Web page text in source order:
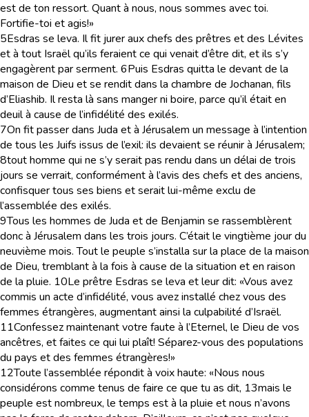
est de ton ressort. Quant à nous, nous sommes avec toi.
Fortifie-toi et agis!»
5Esdras se leva. Il fit jurer aux chefs des prêtres et des Lévites
et à tout Israël qu’ils feraient ce qui venait d’être dit, et ils s’y
engagèrent par serment. 6Puis Esdras quitta le devant de la
maison de Dieu et se rendit dans la chambre de Jochanan, fils
d’Eliashib. Il resta là sans manger ni boire, parce qu’il était en
deuil à cause de l’infidélité des exilés.
7On fit passer dans Juda et à Jérusalem un message à l’intention
de tous les Juifs issus de l’exil: ils devaient se réunir à Jérusalem;
8tout homme qui ne s’y serait pas rendu dans un délai de trois
jours se verrait, conformément à l’avis des chefs et des anciens,
confisquer tous ses biens et serait lui-même exclu de
l’assemblée des exilés.
9Tous les hommes de Juda et de Benjamin se rassemblèrent
donc à Jérusalem dans les trois jours. C’était le vingtième jour du
neuvième mois. Tout le peuple s’installa sur la place de la maison
de Dieu, tremblant à la fois à cause de la situation et en raison
de la pluie. 10Le prêtre Esdras se leva et leur dit: «Vous avez
commis un acte d’infidélité, vous avez installé chez vous des
femmes étrangères, augmentant ainsi la culpabilité d’Israël.
11Confessez maintenant votre faute à l’Eternel, le Dieu de vos
ancêtres, et faites ce qui lui plaît! Séparez-vous des populations
du pays et des femmes étrangères!»
12Toute l’assemblée répondit à voix haute: «Nous nous
considérons comme tenus de faire ce que tu as dit, 13mais le
peuple est nombreux, le temps est à la pluie et nous n’avons